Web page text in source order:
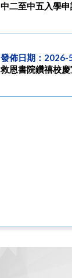
中二至中五入學
發佈日期：2026-
救恩書院鑽禧校